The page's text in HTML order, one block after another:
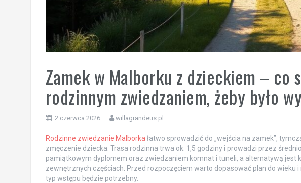
Zamek w Malborku z dzieckiem – co
rodzinnym zwiedzaniem, żeby było
2 czerwca 2026 willagrandeus.pl
Rodzinne zwiedzanie Malborka łatwo sprowadzić do „wejścia na zamek”,
zmęczenie dziecka. Trasa rodzinna trwa ok. 1,5 godziny i prowadzi przez
pamiątkowym dyplomem oraz zwiedzaniem komnat i tuneli, a alternatywą jest
zewnętrznych częściach. Przed rozpoczęciem warto dopasować plan do wieku
typ wstępu będzie potrzebny.